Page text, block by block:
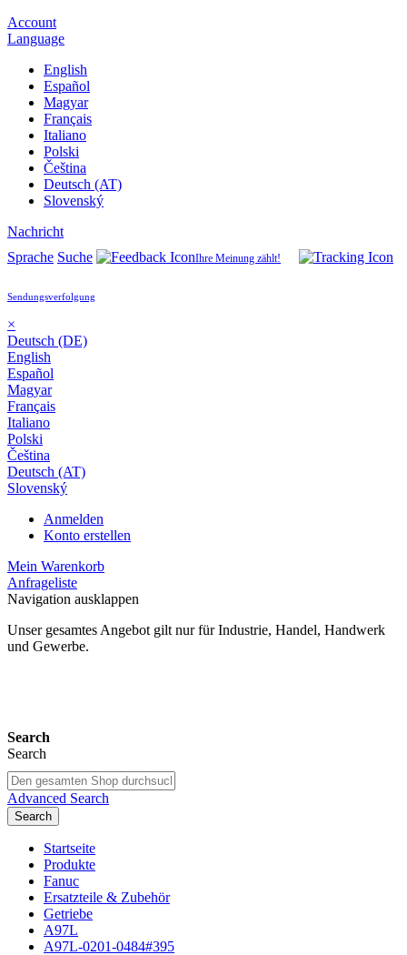
Account
Language
English
Español
Magyar
Français
Italiano
Polski
Čeština
Deutsch (AT)
Slovenský
Nachricht
Sprache Suche Ihre Meinung zählt!
Sendungsverfolgung
×
Deutsch (DE)
English
Español
Magyar
Français
Italiano
Polski
Čeština
Deutsch (AT)
Slovenský
Anmelden
Konto erstellen
Mein Warenkorb
Anfrageliste
Navigation ausklappen
Unser gesamtes Angebot gilt nur für Industrie, Handel, Handwerk
und Gewerbe.
Search
Search
Advanced Search
Search
Startseite
Produkte
Fanuc
Ersatzteile & Zubehör
Getriebe
A97L
A97L-0201-0484#395